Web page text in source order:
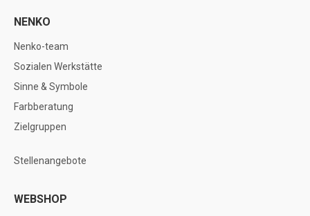
NENKO
Nenko-team
Sozialen Werkstätte
Sinne & Symbole
Farbberatung
Zielgruppen
Stellenangebote
WEBSHOP